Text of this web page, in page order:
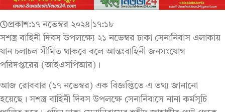
প্রকাশ:১৭ নভেম্বর ২০২৪ ১৭:১৮
সশস্ত্র বাহিনী দিবস উপলক্ষ্যে ২১ নভেম্বর ঢাকা সেনানিবাস এলাকায়
যান চলাচল সীমিত থাকবে বলে আন্তঃবাহিনী জনসংযোগ
পরিদপ্তরের (আইএসপিআর)।
আজ রোববার (১৭ নভেম্বর) এক বিজ্ঞপ্তিতে এ তথ্য জানানো
হয়েছে। সশস্ত্র বাহিনী দিবস উপলক্ষে সেনানিবাসে নানা কর্মসূচি